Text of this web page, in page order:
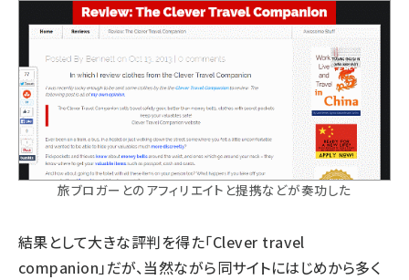
旅ブロガーとのアフィリエイトと提携などが奏功した
結果として大きな評判を得た「Clever travel
companion」だが、当然ながら同サイトにはじめから多く